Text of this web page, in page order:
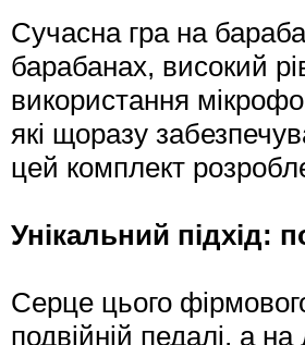
Сучасна гра на
барабанах, високий
використання
які щоразу
цей комплект
Унікальний підхід:
Серце цього
подвійній педалі, а